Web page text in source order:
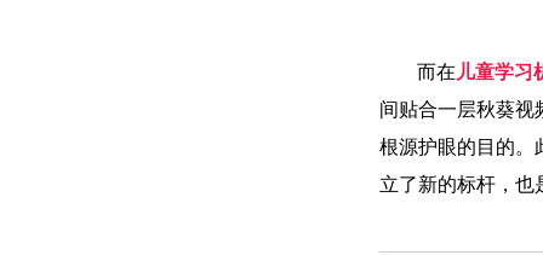
而在 儿童学习
间贴合一层秋葵视频
根源护眼的目的。
立了新的标杆，